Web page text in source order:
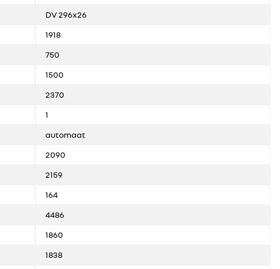
DV 296x26
1918
750
1500
2370
1
automaat
2090
2159
164
4486
1860
1838